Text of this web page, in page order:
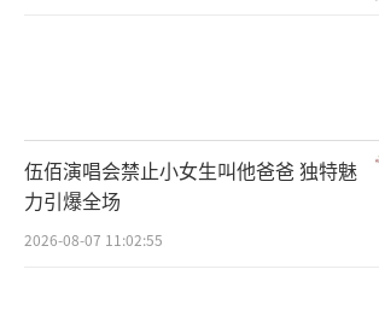
杰森·贝特曼《黑钱胜地》
喜剧最佳群戏
伍佰演唱会禁止小女生叫他爸爸 独特魅
力引爆全场
2026-08-07 11:02:55